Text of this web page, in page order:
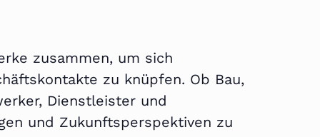
zusammen, um sich
zu knüpfen. Ob Bau,
Dienstleister und
und Zukunftsperspektiven zu